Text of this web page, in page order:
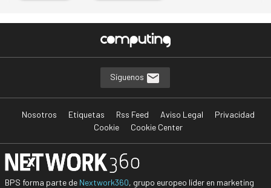
Síguenos
Nosotros Etiquetas Rss Feed Aviso Legal
Privacidad
Cookie
Cookie Center
BPS forma parte de Nextwork360, grupo europeo líder en marketing